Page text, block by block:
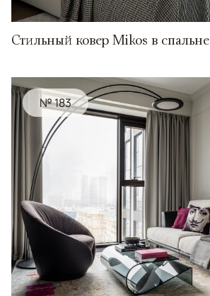
Стильный ковер Mikos в спальне
№ 183